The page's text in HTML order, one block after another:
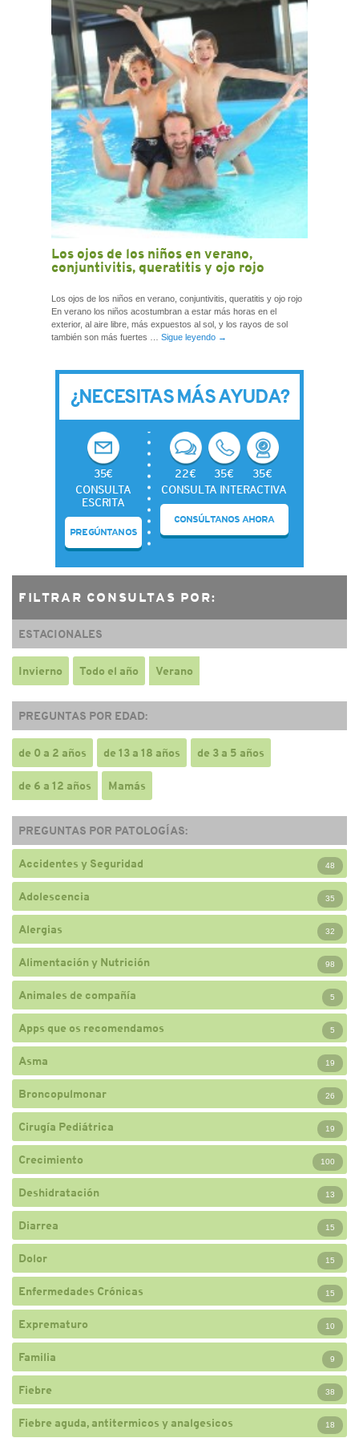
CONTACTO
Los ojos de los niños en verano,
conjuntivitis, queratitis y ojo rojo
Los ojos de los niños en verano, conjuntivitis, queratitis y ojo rojo
En verano los niños acostumbran a estar más horas en el
exterior, al aire libre, más expuestos al sol, y los rayos de sol
también son más fuertes … Sigue leyendo →
¿NECESITAS MÁS AYUDA?
35€
CONSULTA
ESCRITA
PREGÚNTANOS
22€ 35€
35€
CONSULTA INTERACTIVA
CONSÚLTANOS AHORA
FILTRAR CONSULTAS POR:
ESTACIONALES
Invierno Todo el año Verano
PREGUNTAS POR EDAD:
de 0 a 2 años de 13 a 18 años de 3 a 5 años
de 6 a 12 años Mamás
PREGUNTAS POR PATOLOGÍAS:
Accidentes y Seguridad 48
Adolescencia 35
Alergias 32
Alimentación y Nutrición 98
Animales de compañía 5
Apps que os recomendamos 5
Asma 19
Broncopulmonar 26
Cirugía Pediátrica 19
Crecimiento 100
Deshidratación 13
Diarrea 15
Dolor 15
Enfermedades Crónicas 15
Exprematuro 10
Familia 9
Fiebre 38
Fiebre aguda, antitermicos y analgesicos 18